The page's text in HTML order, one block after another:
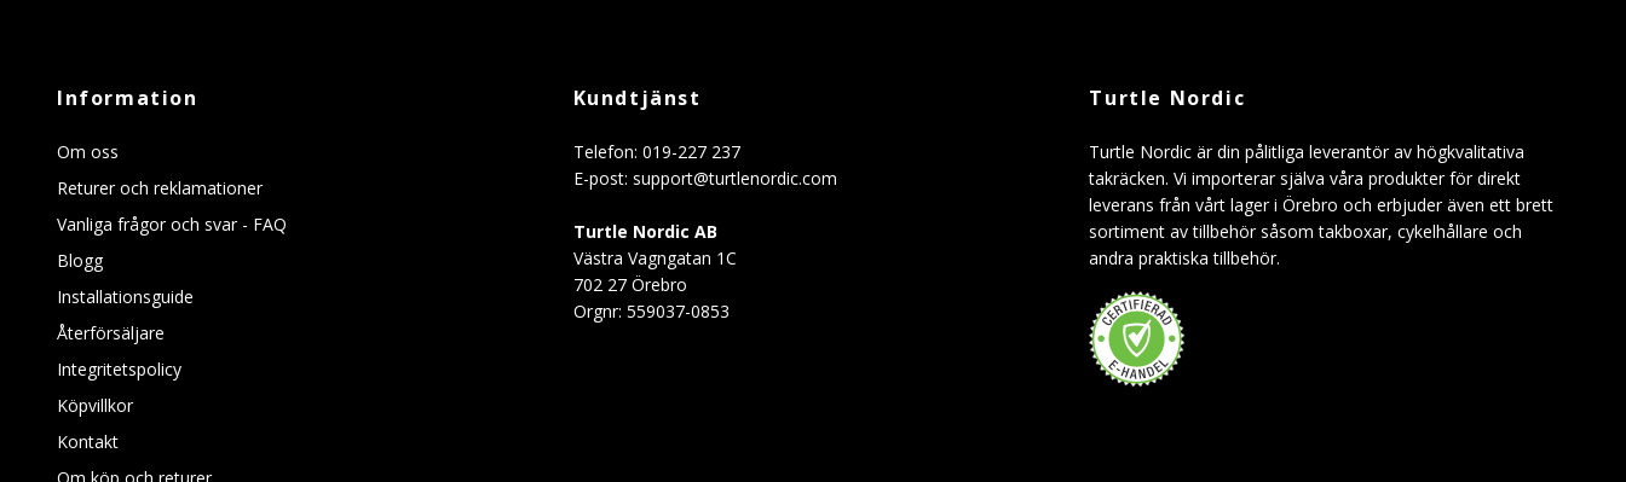
Information
Om oss
Returer och reklamationer
Vanliga frågor och svar - FAQ
Blogg
Installationsguide
Återförsäljare
Integritetspolicy
Köpvillkor
Kontakt
Kundtjänst
Telefon: 019-227 237
E-post: support@turtlenordic.com
Turtle Nordic AB
Västra Vagngatan 1C
702 27 Örebro
Orgnr: 559037-0853
Turtle Nordic
Turtle Nordic är din pålitliga leverantör av högkvalitativa
takräcken. Vi importerar själva våra produkter för direkt
leverans från vårt lager i Örebro och erbjuder även ett brett
sortiment av tillbehör såsom takboxar, cykelhållare och
andra praktiska tillbehör.